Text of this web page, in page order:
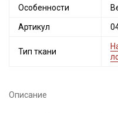
Особенности
Артикул
Тип ткани
Описание
Мы публикуем
промокоды и
Электронная почта